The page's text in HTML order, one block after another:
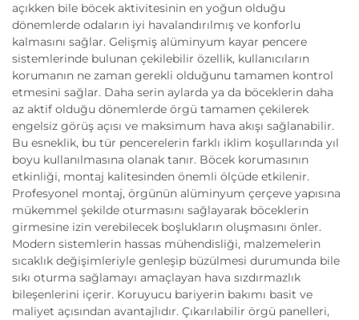
açıkken bile böcek aktivitesinin en yoğun olduğu
dönemlerde odaların iyi havalandırılmış ve konforlu
kalmasını sağlar. Gelişmiş alüminyum kayar pencere
sistemlerinde bulunan çekilebilir özellik, kullanıcıların
korumanın ne zaman gerekli olduğunu tamamen kontrol
etmesini sağlar. Daha serin aylarda ya da böceklerin daha
az aktif olduğu dönemlerde örgü tamamen çekilerek
engelsiz görüş açısı ve maksimum hava akışı sağlanabilir.
Bu esneklik, bu tür pencerelerin farklı iklim koşullarında yıl
boyu kullanılmasına olanak tanır. Böcek korumasının
etkinliği, montaj kalitesinden önemli ölçüde etkilenir.
Profesyonel montaj, örgünün alüminyum çerçeve yapısına
mükemmel şekilde oturmasını sağlayarak böceklerin
girmesine izin verebilecek boşlukların oluşmasını önler.
Modern sistemlerin hassas mühendisliği, malzemelerin
sıcaklık değişimleriyle genleşip büzülmesi durumunda bile
sıkı oturma sağlamayı amaçlayan hava sızdırmazlık
bileşenlerini içerir. Koruyucu bariyerin bakımı basit ve
maliyet açısından avantajlıdır. Çıkarılabilir örgü panelleri,